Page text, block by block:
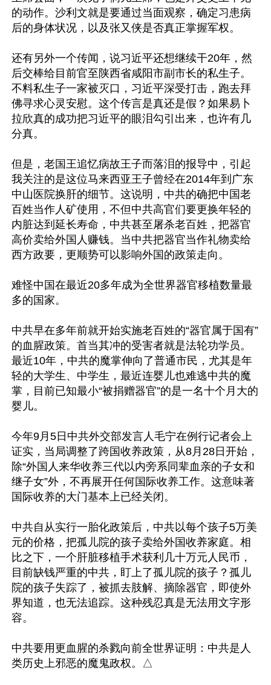
的动作。沙利文就是要通过当面观察，确定习患病
后的身体状况，以及张又侠是否真正掌握军权。
还有另外一个传闻，说习近平还想继续干20年，然
后交棒给目前官至陕西省咸阳市副市长的私生子。
不料私生子一家被灭口，习近平深受打击，跑去拜
佛寻求心灵安慰。这个传言是真还是假？如果易卜
拉欣真的成功把习近平的眼泪勾引出来，也许有几
分真。
但是，老国王追忆病故王子而落泪的报导中，引起
我关注的是这位马来西亚王子曾经在2014年到广东
中山医院换肝的细节。这说明，中共的确把中国老
百姓当作人矿使用，不但中共高官们要更换年轻的
内脏达到延长寿命，中共甚至屠杀老百姓，把器官
高价卖给外国人赚钱。当中共把器官当作礼物卖给
西方政要，更顺势可以影响外国的政策走向。
难怪中国在最近20多年成为全世界器官移植数量最
多的国家。
中共早在多年前就开始实施老百姓的“器官属于国有”
的血腥政策。首当其冲的受害者就是法轮功学员。
最近10年，中共的魔掌伸向了普通市民，尤其是年
轻的大学生、中学生，最近连婴儿也难逃中共的魔
掌，目前已知最小“被捐赠器官”的是一名十个月大的
婴儿。
今年9月5日中共外交部发言人毛宁在例行记者会上
证实，当局调整了跨国收养政策，从8月28日开始，
除“外国人来华收养三代以内旁系同辈血亲的子女和
继子女”外，不再展开任何国际收养工作。这意味著
国际收养的大门基本上已经关闭。
中共自从实行一胎化政策后，中共以每个孩子5万美
元的价格，把孤儿院的孩子卖给外国收养家庭。相
比之下，一个肝脏移植手术获利几十万元人民币，
目前缺钱严重的中共，盯上了孤儿院的孩子？孤儿
院的孩子失踪了，被抓去肢解、摘除器官，即使外
界知道，也无法追踪。这种残忍真是无法用文字形
容。
中共要用更血腥的杀戮向前全世界证明：中共是人
类历史上邪恶的魔鬼政权。△